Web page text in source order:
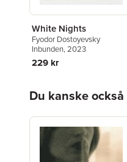
White Nights
Fyodor Dostoyevsky
Inbunden, 2023
229 kr
Du kanske